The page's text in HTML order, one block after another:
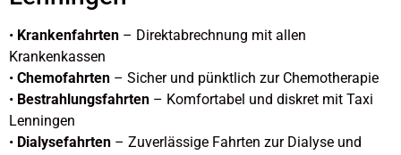
• Krankenfahrten – Direktabrechnung mit allen
Krankenkassen
• Chemofahrten – Sicher und pünktlich zur Chemotherapie
• Bestrahlungsfahrten – Komfortabel und diskret mit Taxi
Lenningen
• Dialysefahrten – Zuverlässige Fahrten zur Dialyse und